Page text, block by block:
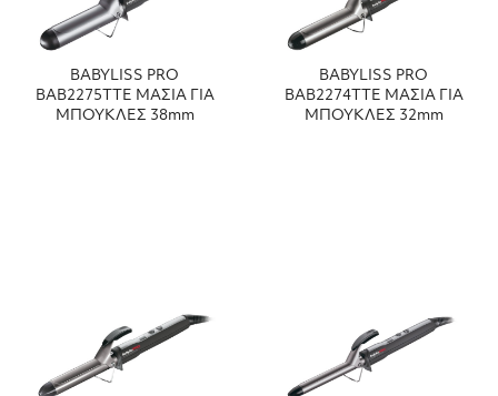
BABYLISS PRO
BAB2275TTE ΜΑΣΙΑ ΓΙΑ
ΜΠΟΥΚΛΕΣ 38mm
BABYLISS PRO
BAB2274TTE ΜΑΣΙΑ ΓΙΑ
ΜΠΟΥΚΛΕΣ 32mm